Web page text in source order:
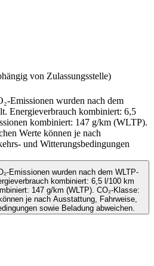
von Zulassungsstelle)
Emissionen wurden nach dem
Energieverbrauch kombiniert: 6,5
kombiniert: 147 g/km (WLTP).
Werte können je nach
und Witterungsbedingungen
Emissionen wurden nach dem WLTP-
kombiniert: 6,5 l/100 km
147 g/km (WLTP). CO₂-Klasse:
je nach Ausstattung, Fahrweise,
sowie Beladung abweichen.